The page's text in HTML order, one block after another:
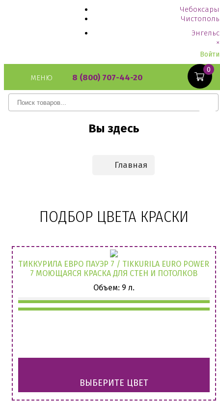
Чебоксары
Чистополь
Энгельс
×
Войти
МЕНЮ 8 (800) 707-44-20
0
Вы здесь
Главная
ПОДБОР ЦВЕТА КРАСКИ
ТИККУРИЛА ЕВРО ПАУЭР 7 / TIKKURILA EURO POWER
7 МОЮЩАЯСЯ КРАСКА ДЛЯ СТЕН И ПОТОЛКОВ
Объем: 9 л.
ВЫБЕРИТЕ ЦВЕТ